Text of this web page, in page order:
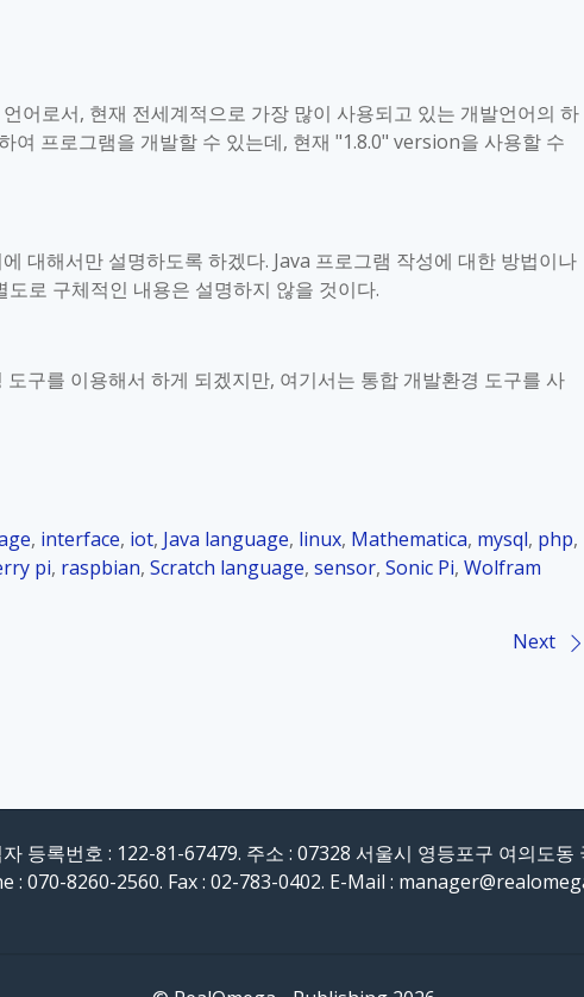
어로서, 현재 전세계적으로 가장 많이 사용되고 있는 개발언어의 하
여 프로그램을 개발할 수 있는데, 현재 "1.8.0" version을 사용할 수
대해서만 설명하도록 하겠다. Java 프로그램 작성에 대한 방법이나
도로 구체적인 내용은 설명하지 않을 것이다.
구를 이용해서 하게 되겠지만, 여기서는 통합 개발환경 도구를 사
, interface, iot, Java language, linux, Mathematica, mysql, php,
pi, raspbian, Scratch language, sensor, Sonic Pi, Wolfram
Next
등록번호 : 122-81-67479. 주소 : 07328 서울시 영등포구 여의도동
: 070-8260-2560. Fax : 02-783-0402. E-Mail :